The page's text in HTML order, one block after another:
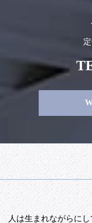
人は生まれながらに